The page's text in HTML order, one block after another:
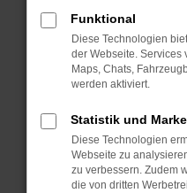
anderen Browser
Fenster?
Starte dein
Das kann
vorübergehende
Stelle sicher,
Betriebssystem
sind.
Funktional
Diese Technologien
der Webseite. Services
Maps, Chats,
werden aktiviert.
Statistik und
Diese Technologien
Webseite zu
zu verbessern. Zudem
die von dritten